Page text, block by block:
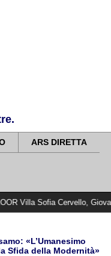
ARS DIRETTA
Cervello, Giovanni Cavera e
«L’Umanesimo
Sfida della Modernità»